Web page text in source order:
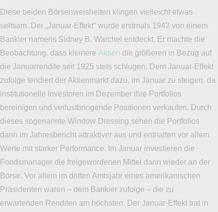
Diese beiden Börsenweisheiten klingen vielleicht etwas
seltsam. Der „Januar-Effekt“ wurde erstmals 1942 von einem
Bankier namens Sidney B. Warchel entdeckt. Er machte die
Beobachtung, dass kleinere Aktien die größeren in Bezug auf
die Januarrendite seit 1925 stets schlugen. Dem Januar-Effekt
zufolge tendiert der Aktienmarkt dazu, im Januar zu steigen, da
institutionelle Investoren im Dezember ihre Portfolios
bereinigen und verlustbringende Positionen verkaufen. Durch
dieses sogenannte Window Dressing sehen die Portfolios
dann im Jahresbericht attraktiver aus und enthalten vor allem
Werte mit starker Performance. Im Januar investieren die
Fondsmanager die freigewordenen Mittel dann wieder an der
Börse. Vor allem im dritten Amtsjahr eines amerikanischen
Präsidenten waren – dem Bankier zufolge – die zu
erwartenden Renditen am höchsten. Der Januar-Effekt trat in